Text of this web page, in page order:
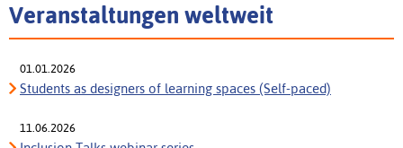
Veranstaltungen weltweit
01.01.2026
Students as designers of learning spaces (Self-paced)
11.06.2026